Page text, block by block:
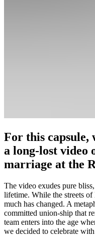
For this
a long-lost video
marriage at the Ritz in 1947.
The video exudes pure
lifetime. While the streets of
much has changed. A
committed union-ship that
team enters into the age
we decided to celebrate with our first-ever Bridal Capsule.​​​​‌